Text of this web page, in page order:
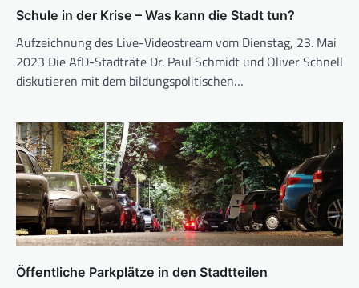
Schule in der Krise – Was kann die Stadt tun?
Aufzeichnung des Live-Videostream vom Dienstag, 23. Mai
2023 Die AfD-Stadträte Dr. Paul Schmidt und Oliver Schnell
diskutieren mit dem bildungspolitischen…
Öffentliche Parkplätze in den Stadtteilen